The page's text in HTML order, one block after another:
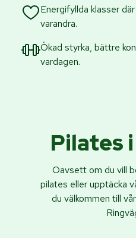
Energifyllda klasser
varandra.
Ökad styrka, bättre
vardagen.
Pilates
Oavsett om du vill
pilates eller upptäcka
du välkommen till